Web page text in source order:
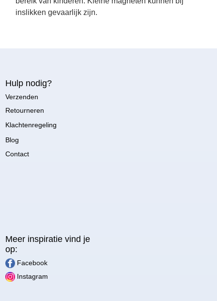
inslikken gevaarlijk zijn.
Hulp nodig?
Verzenden
Retourneren
Klachtenregeling
Blog
Contact
Meer inspiratie vind je
op:
Facebook
Instagram